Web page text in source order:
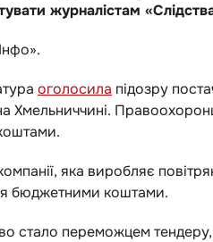
журналістам
оголосила підозру
Хмельниччині.
яка виробляє
бюджетними коштами.
стало переможцем